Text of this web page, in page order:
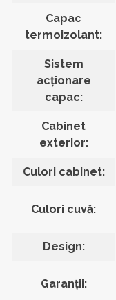
Capac
termoizolant:
Sistem
acționare
capac:
Cabinet
exterior:
Culori cabinet:
Culori cuvă:
Design:
Garanții: